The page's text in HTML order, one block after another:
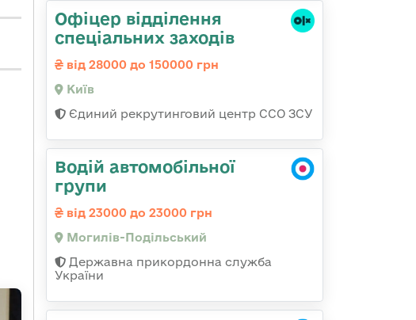
Офіцер відділення
спеціальних заходів
від 28000 до 150000 грн
Київ
Єдиний рекрутинговий центр ССО ЗСУ
Водій автомобільної
групи
від 23000 до 23000 грн
Могилів-Подільський
Державна прикордонна служба
України